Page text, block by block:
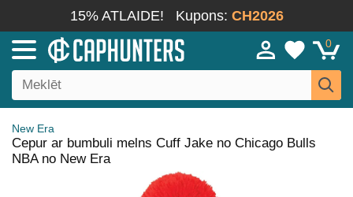
15% ATLAIDE! Kupons: CH2026
0
New Era
Cepur ar bumbuli melns Cuff Jake no Chicago Bulls
NBA no New Era